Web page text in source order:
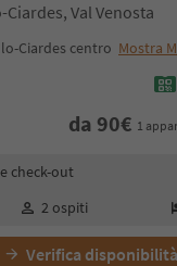
Val Venosta
Ciardes centro Mostra
da 90€ 1
prenotazione
check-out
2 ospiti
Verifica disponibilità